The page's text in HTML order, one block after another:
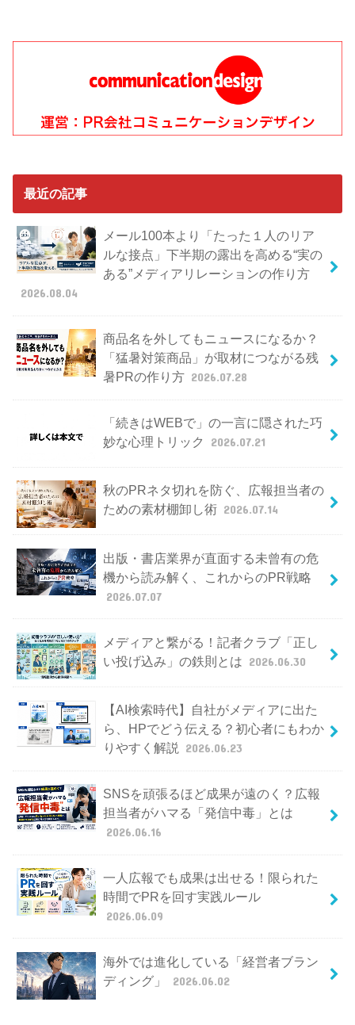
最近の記事
メール100本より「たった１人のリア
ルな接点」下半期の露出を高める“実の
ある”メディアリレーションの作り方
2026.08.04
商品名を外してもニュースになるか？
「猛暑対策商品」が取材につながる残
暑PRの作り方 2026.07.28
「続きはWEBで」の一言に隠された巧
妙な心理トリック
2026.07.21
秋のPRネタ切れを防ぐ、広報担当者の
ための素材棚卸し術 2026.07.14
出版・書店業界が直面する未曾有の危
機から読み解く、これからのPR戦略
2026.07.07
メディアと繋がる！記者クラブ「正し
い投げ込み」の鉄則とは 2026.06.30
【AI検索時代】自社がメディアに出た
ら、HPでどう伝える？初心者にもわか
りやすく解説
2026.06.23
SNSを頑張るほど成果が遠のく？広報
担当者がハマる「発信中毒」とは
2026.06.16
一人広報でも成果は出せる！限られた
時間でPRを回す実践ルール
2026.06.09
海外では進化している「経営者ブラン
ディング」
2026.06.02